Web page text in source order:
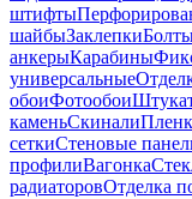
штифты
шайбыЗаклепки
анкерыКарабины
универсальные
обоиФотообои
каменьСкинали
сеткиСтеновые
профилиВагонка
радиаторовОтделка